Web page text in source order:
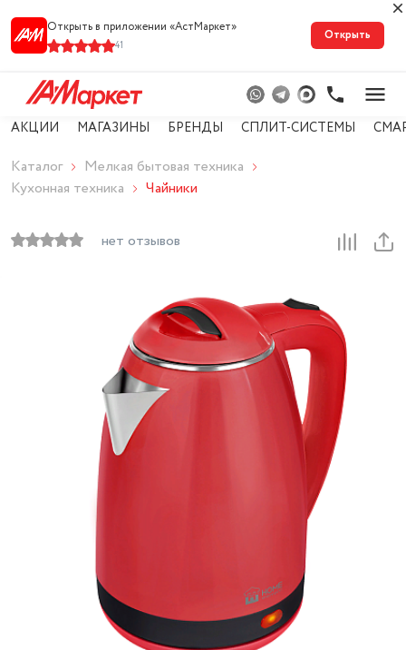
Открыть в приложении «АстМарке‪т‬»
41
Открыть
АКЦИИ МАГАЗИНЫ БРЕНДЫ СПЛИТ-СИСТЕМЫ
Каталог
Мелкая бытовая техника
Кухонная техника
Чайники
нет отзывов